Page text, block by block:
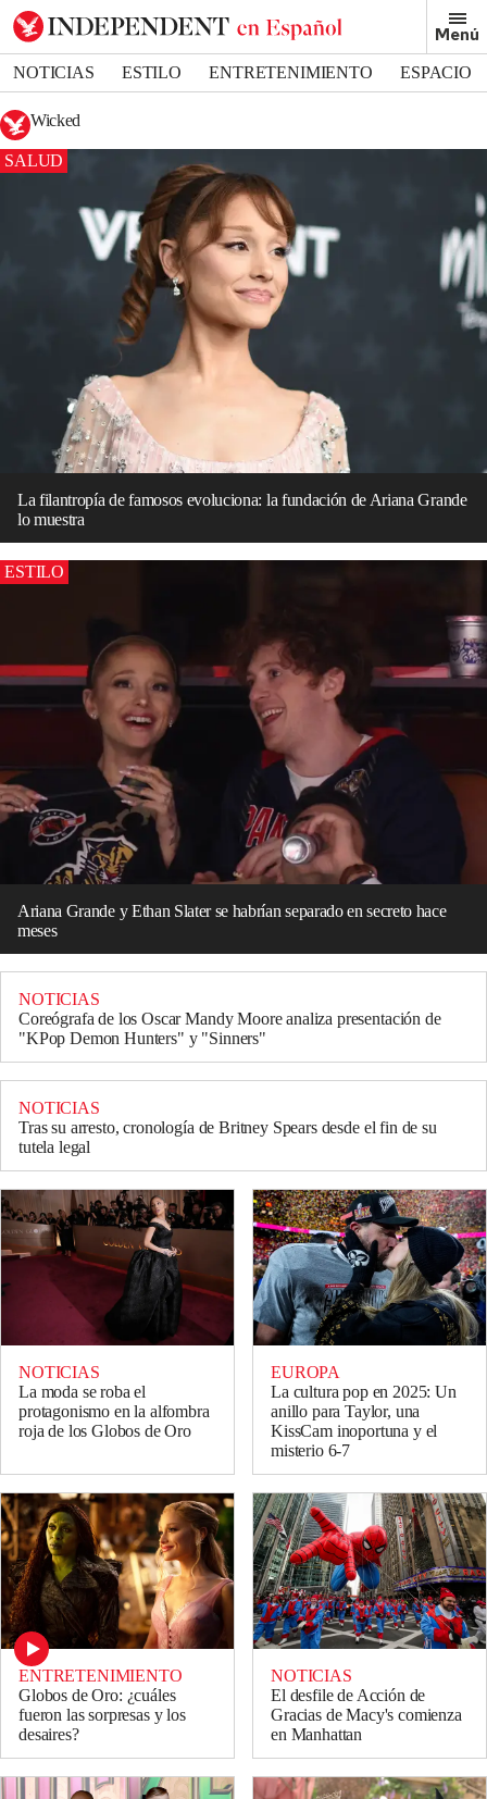
Menú
NOTICIAS ESTILO ENTRETENIMIENTO
ESPACIO
DEPORTES
Wicked
SALUD
La filantropía de famosos evoluciona: la fundación de Ariana Grande
lo muestra
ESTILO
Ariana Grande y Ethan Slater se habrían separado en secreto hace
meses
NOTICIAS
Coreógrafa de los Oscar Mandy Moore analiza presentación de
"KPop Demon Hunters" y "Sinners"
NOTICIAS
Tras su arresto, cronología de Britney Spears desde el fin de su
tutela legal
NOTICIAS
La moda se roba el
protagonismo en la alfombra
roja de los Globos de Oro
EUROPA
La cultura pop en 2025: Un
anillo para Taylor, una
KissCam inoportuna y el
misterio 6-7
ENTRETENIMIENTO
Globos de Oro: ¿cuáles
fueron las sorpresas y los
desaires?
NOTICIAS
El desfile de Acción de
Gracias de Macy's comienza
en Manhattan